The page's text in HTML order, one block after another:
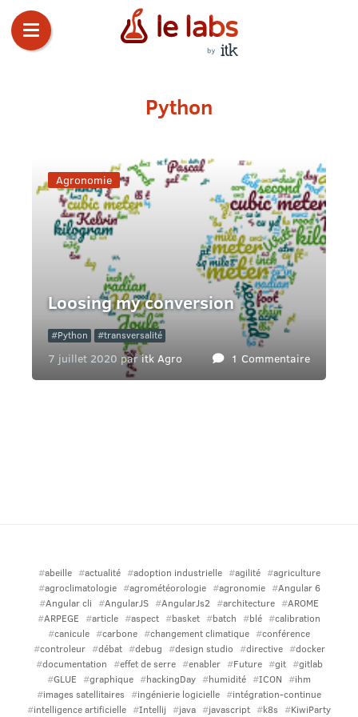
Python
Agronomie
Loosing my conversion
Python transversalité
7 juillet 2020 paritk Agro 1 Commentaire
abeille actualité adoption industrielle agilité
agriculture
agroclimatologie
agrométéorologie agronomie
Angular 6
Angular cli
AngularJS AngularJs2 architecture
AROME
ARPEGE
article aspect basket batch blé
calibration
canicule
carbone changement climatique
conférence
controleur
débat debug design studio directive
docker
documentation
effet de serre enabler Future git
gitlab
GLUE
graphique hackingDay humidité ICON
ihm
images satellitaires
ingénierie logicielle
intégration-continue
intelligence artificielle
Intellij java javascript k8s KiwiParty